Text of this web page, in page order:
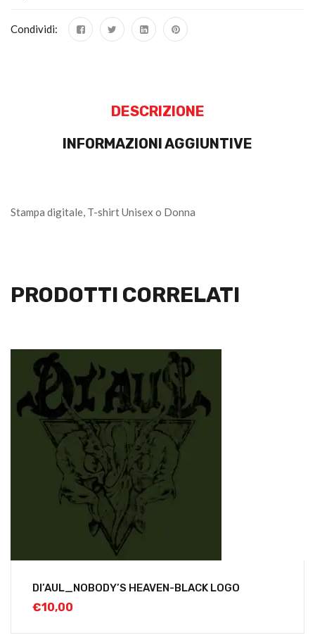
Condividi:
DESCRIZIONE
INFORMAZIONI AGGIUNTIVE
Stampa digitale, T-shirt Unisex o Donna
PRODOTTI CORRELATI
DI’AUL_NOBODY’S HEAVEN-BLACK LOGO
€10,00